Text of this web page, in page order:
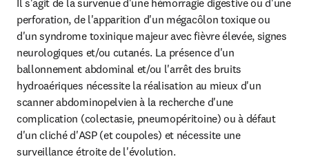
Il s'agit de la survenue d'une hémorragie digestive ou d'une
perforation, de l'apparition d'un mégacôlon toxique ou
d'un syndrome toxinique majeur avec fièvre élevée, signes
neurologiques et/ou cutanés. La présence d'un
ballonnement abdominal et/ou l'arrêt des bruits
hydroaériques nécessite la réalisation au mieux d'un
scanner abdominopelvien à la recherche d'une
complication (colectasie, pneumopéritoine) ou à défaut
d'un cliché d'ASP (et coupoles) et nécessite une
surveillance étroite de l'évolution.